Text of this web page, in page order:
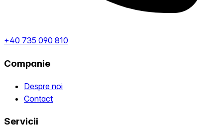
+40 735 090 810
Companie
Despre noi
Contact
Servicii